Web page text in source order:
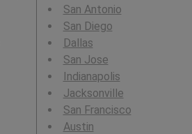
San Antonio
San Diego
Dallas
San Jose
Indianapolis
Jacksonville
San Francisco
Austin